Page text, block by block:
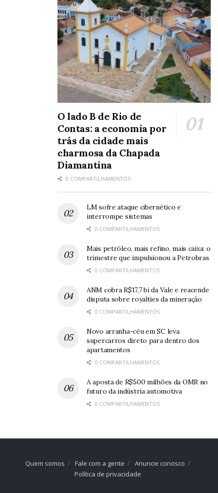
O lado B de Rio de
Contas: a economia por
trás da cidade mais
charmosa da Chapada
Diamantina
0 COMPARTILHAMENTOS
LM sofre ataque cibernético e
interrompe sistemas
0 COMPARTILHAMENTOS
Mais petróleo, mais refino, mais caixa: o
trimestre que impulsionou a Petrobras
0 COMPARTILHAMENTOS
ANM cobra R$17,7 bi da Vale e reacende
disputa sobre royalties da mineração
0 COMPARTILHAMENTOS
Novo arranha-céu em SC leva
supercarros direto para dentro dos
apartamentos
0 COMPARTILHAMENTOS
A aposta de R$500 milhões da OMR no
futuro da indústria automotiva
0 COMPARTILHAMENTOS
Quem somos Fale com a gente
Anuncie conosco
Política de privacidade